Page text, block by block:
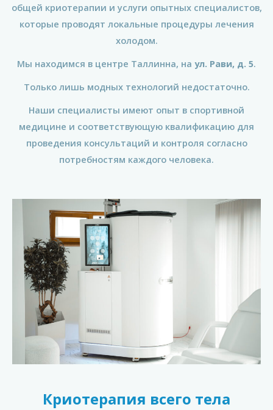
общей криотерапии и услуги опытных специалистов,
которые проводят локальные процедуры лечения
холодом.
Мы находимся в центре Таллинна, на ул. Рави, д. 5.
Только лишь модных технологий недостаточно.
Наши специалисты имеют опыт в спортивной
медицине и соответствующую квалификацию для
проведения консультаций и контроля согласно
потребностям каждого человека.
Криотерапия всего тела